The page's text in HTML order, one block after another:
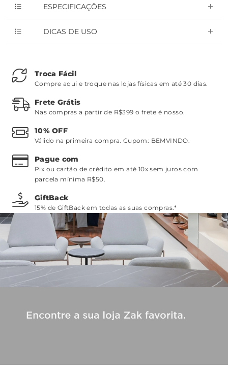
ESPECIFICAÇÕES
DICAS DE USO
Troca Fácil
Compre aqui e troque nas lojas físicas em até 30 dias.
Frete Grátis
Nas compras a partir de R$399 o frete é nosso.
10% OFF
Válido na primeira compra. Cupom: BEMVINDO.
Pague com
Pix ou cartão de crédito em até 10x sem juros com
parcela mínima R$50.
GiftBack
15% de GiftBack em todas as suas compras.*